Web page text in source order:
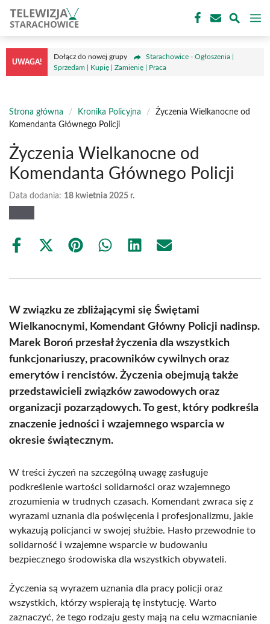
treści
UWAGA!
Dołącz do nowej grupy
Starachowice - Ogłoszenia |
Sprzedam | Kupię | Zamienię | Praca
Strona główna / Kronika Policyjna /
Życzenia Wielkanocne od
Komendanta Głównego Policji
Życzenia Wielkanocne od
Komendanta Głównego Policji
Data dodania: 18 kwietnia 2025 r.
Share
Share
(Twitter)
Share Share Share Share
W związku ze zbliżającymi się Świętami
Wielkanocnymi, Komendant Główny Policji nadinsp.
Marek Boroń przesłał życzenia dla wszystkich
funkcjonariuszy, pracowników cywilnych oraz
emerytów i rencistów. Życzenia obejmują także
przedstawicieli związków zawodowych oraz
organizacji pozarządowych. To gest, który podkreśla
znaczenie jedności i wzajemnego wsparcia w
okresie świątecznym.
W treści życzeń na szczególną uwagę zasługuje
podkreślenie wartości solidarności oraz wzajemnego
zrozumienia w trudnych czasach. Komendant zwraca się z
wyrazami uznania dla poświęcenia i profesjonalizmu, jakie
wykazują policjanci w swojej służbie. Hasło przewodnie to
solidarność i wzajemne wsparcie w budowaniu
bezpiecznego środowiska dla wszystkich obywateli.
Życzenia są wyrazem uznania dla pracy policji oraz
wszystkich, którzy wspierają tę instytucję. Warto
zaznaczyć, że tego rodzaju gesty mają na celu wzmacnianie